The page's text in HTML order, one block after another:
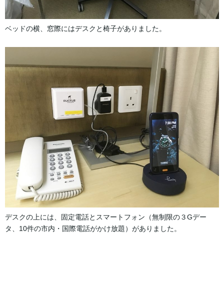
ベッドの横、窓際にはデスクと椅子がありました。
デスクの上には、固定電話とスマートフォン（無制限の３Gデー
タ、10件の市内・国際電話がかけ放題）がありました。